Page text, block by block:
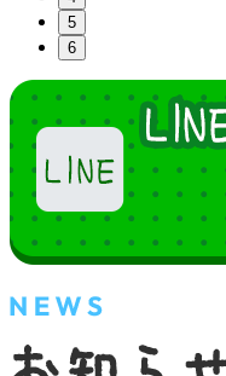
5
6